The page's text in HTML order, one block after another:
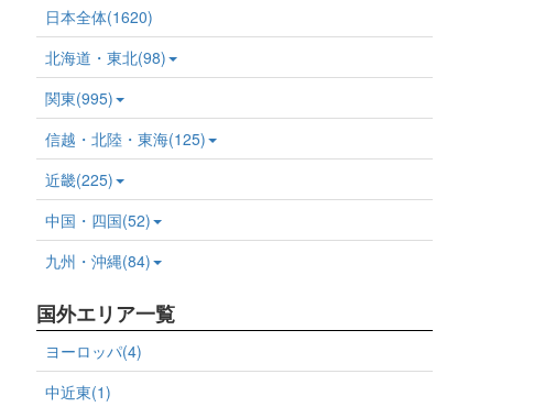
日本全体(1620)
北海道・東北(98)
関東(995)
信越・北陸・東海(125)
近畿(225)
中国・四国(52)
九州・沖縄(84)
国外エリア一覧
ヨーロッパ(4)
中近東(1)